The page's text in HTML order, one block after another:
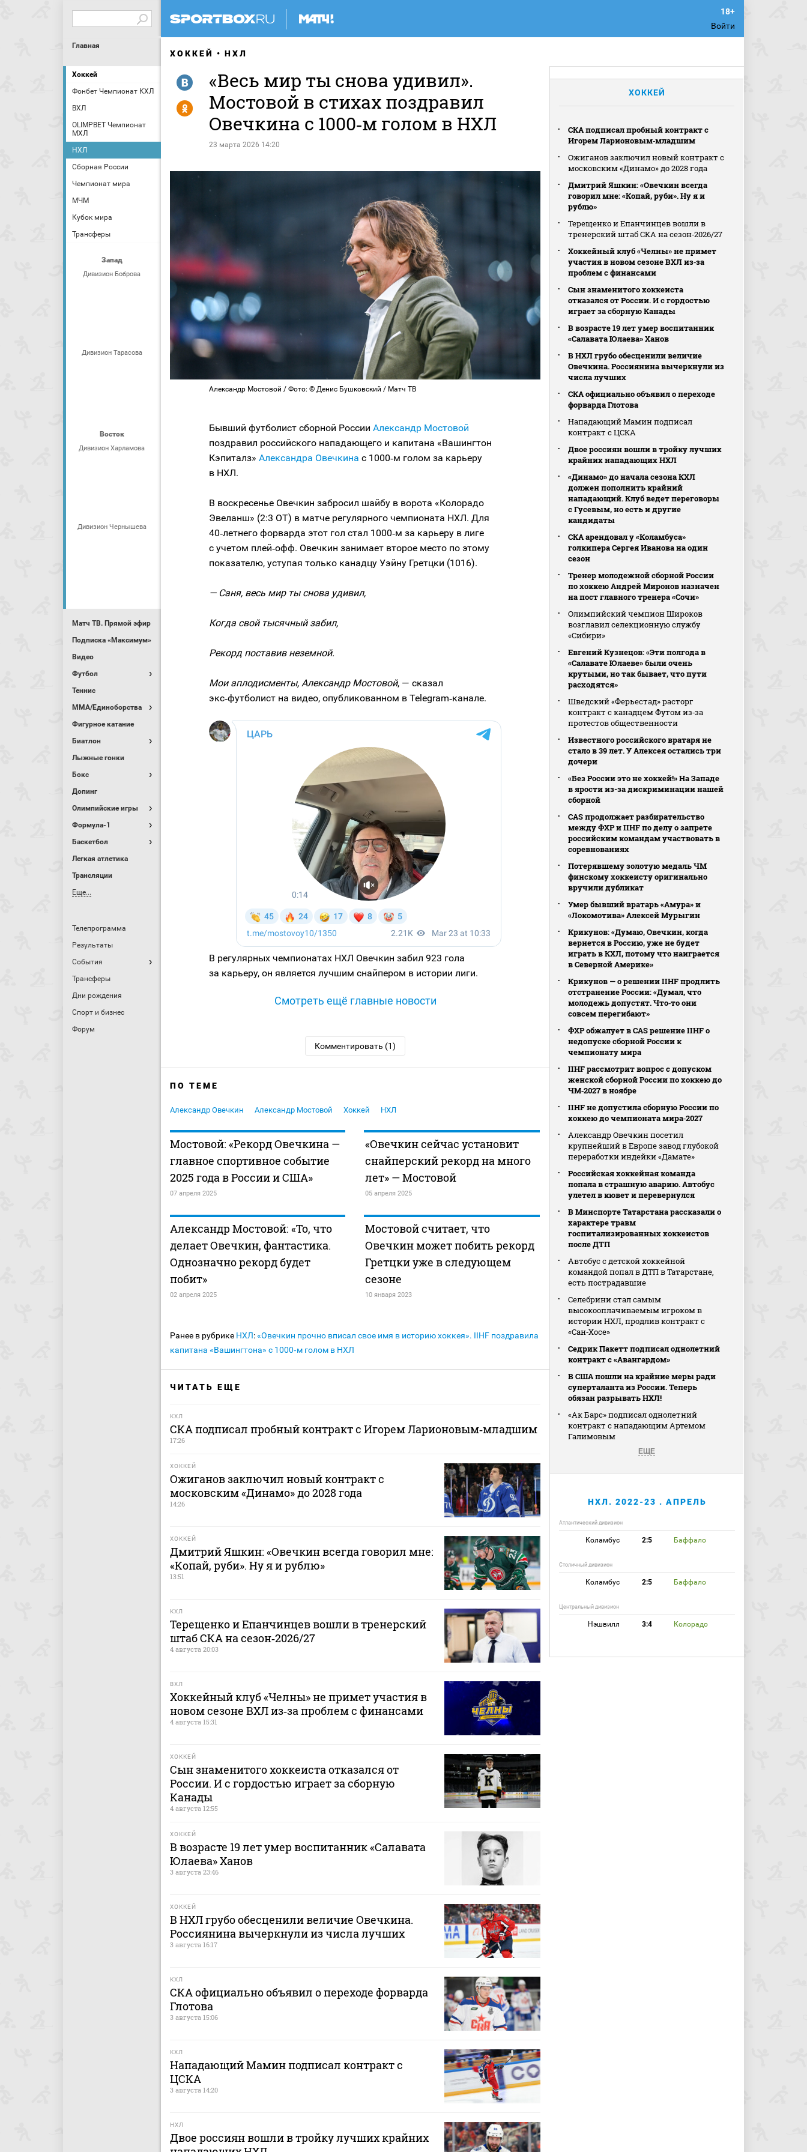
Войти
Главная
Хоккей
Фонбет Чемпионат КХЛ
ВХЛ
OLIMPBET Чемпионат
МХЛ
НХЛ
Сборная России
Чемпионат мира
МЧМ
Кубок мира
Трансферы
Запад
Дивизион Боброва
Дивизион Тарасова
Восток
Дивизион Харламова
Дивизион Чернышева
Матч ТВ. Прямой эфир
Подписка «Максимум»
Видео
Футбол
Теннис
MMA/Единоборства
Фигурное катание
Биатлон
Лыжные гонки
Бокс
Допинг
Олимпийские игры
Формула-1
Баскетбол
Легкая атлетика
Трансляции
Еще...
Телепрограмма
Результаты
События
Трансферы
Дни рождения
Спорт и бизнес
Форум
ХОККЕЙ НХЛ
«Весь мир ты снова удивил».
Мостовой в стихах поздравил
Овечкина с 1000‑м голом в НХЛ
23 марта 2026 14:20
R
Y
Александр Мостовой / Фото: © Денис Бушковский / Матч ТВ
Бывший футболист сборной России Александр Мостовой
поздравил российского нападающего и капитана «Вашингтон
Кэпиталз» Александра Овечкина с 1000‑м голом за карьеру
в НХЛ.
В воскресенье Овечкин забросил шайбу в ворота «Колорадо
Эвеланш» (2:3 ОТ) в матче регулярного чемпионата НХЛ. Для
40‑летнего форварда этот гол стал 1000‑м за карьеру в лиге
с учетом плей‑офф. Овечкин занимает второе место по этому
показателю, уступая только канадцу Уэйну Гретцки (1016).
— Саня, весь мир ты снова удивил,
Когда свой тысячный забил,
Рекорд поставив неземной.
Мои аплодисменты, Александр Мостовой, — сказал
экс‑футболист на видео, опубликованном в Telegram‑канале.
В регулярных чемпионатах НХЛ Овечкин забил 923 гола
за карьеру, он является лучшим снайпером в истории лиги.
Смотреть ещё главные новости
Комментировать (1)
ПО ТЕМЕ
Александр Овечкин Александр Мостовой Хоккей НХЛ
Мостовой: «Рекорд Овечкина —
главное спортивное событие
2025 года в России и США»
07 апреля 2025
«Овечкин сейчас установит
снайперский рекорд на много
лет» — Мостовой
05 апреля 2025
Александр Мостовой: «То, что
делает Овечкин, фантастика.
Однозначно рекорд будет
побит»
02 апреля 2025
Мостовой считает, что
Овечкин может побить рекорд
Гретцки уже в следующем
сезоне
10 января 2023
Ранее в рубрике НХЛ:«Овечкин прочно вписал свое имя в историю хоккея». IIHF поздравила
капитана «Вашингтона» с 1000‑м голом в НХЛ
ЧИТАТЬ ЕЩЕ
КХЛ
СКА подписал пробный контракт с Игорем Ларионовым‑младшим
17:26
ХОККЕЙ
Ожиганов заключил новый контракт с
московским «Динамо» до 2028 года
14:26
ХОККЕЙ
Дмитрий Яшкин: «Овечкин всегда говорил мне:
«Копай, руби». Ну я и рублю»
13:51
КХЛ
Терещенко и Епанчинцев вошли в тренерский
штаб СКА на сезон‑2026/27
4 августа 20:03
ВХЛ
Хоккейный клуб «Челны» не примет участия в
новом сезоне ВХЛ из‑за проблем с финансами
4 августа 15:31
ХОККЕЙ
Сын знаменитого хоккеиста отказался от
России. И с гордостью играет за сборную
Канады
4 августа 12:55
ХОККЕЙ
В возрасте 19 лет умер воспитанник «Салавата
Юлаева» Ханов
3 августа 23:46
ХОККЕЙ
В НХЛ грубо обесценили величие Овечкина.
Россиянина вычеркнули из числа лучших
3 августа 16:17
КХЛ
СКА официально объявил о переходе форварда
Глотова
3 августа 15:06
КХЛ
Нападающий Мамин подписал контракт с
ЦСКА
3 августа 14:20
НХЛ
Двое россиян вошли в тройку лучших крайних
ХОККЕЙ
СКА подписал пробный контракт с
Игорем Ларионовым‑младшим
Ожиганов заключил новый контракт с
московским «Динамо» до 2028 года
Дмитрий Яшкин: «Овечкин всегда
говорил мне: «Копай, руби». Ну я и
рублю»
Терещенко и Епанчинцев вошли в
тренерский штаб СКА на сезон‑2026/27
Хоккейный клуб «Челны» не примет
участия в новом сезоне ВХЛ из‑за
проблем с финансами
Сын знаменитого хоккеиста
отказался от России. И с гордостью
играет за сборную Канады
В возрасте 19 лет умер воспитанник
«Салавата Юлаева» Ханов
В НХЛ грубо обесценили величие
Овечкина. Россиянина вычеркнули из
числа лучших
СКА официально объявил о переходе
форварда Глотова
Нападающий Мамин подписал
контракт с ЦСКА
Двое россиян вошли в тройку лучших
крайних нападающих НХЛ
«Динамо» до начала сезона КХЛ
должен пополнить крайний
нападающий. Клуб ведет переговоры
с Гусевым, но есть и другие
кандидаты
СКА арендовал у «Коламбуса»
голкипера Сергея Иванова на один
сезон
Тренер молодежной сборной России
по хоккею Андрей Миронов назначен
на пост главного тренера «Сочи»
Олимпийский чемпион Широков
возглавил селекционную службу
«Сибири»
Евгений Кузнецов: «Эти полгода в
«Салавате Юлаеве» были очень
крутыми, но так бывает, что пути
расходятся»
Шведский «Ферьестад» расторг
контракт с канадцем Футом из‑за
протестов общественности
Известного российского вратаря не
стало в 39 лет. У Алексея остались три
дочери
«Без России это не хоккей!» На Западе
в ярости из-за дискриминации нашей
сборной
CAS продолжает разбирательство
между ФХР и IIHF по делу о запрете
российским командам участвовать в
соревнованиях
Потерявшему золотую медаль ЧМ
финскому хоккеисту оригинально
вручили дубликат
Умер бывший вратарь «Амура» и
«Локомотива» Алексей Мурыгин
Крикунов: «Думаю, Овечкин, когда
вернется в Россию, уже не будет
играть в КХЛ, потому что наиграется
в Северной Америке»
Крикунов — о решении IIHF продлить
отстранение России: «Думал, что
молодежь допустят. Что‑то они
совсем перегибают»
ФХР обжалует в CAS решение IIHF о
недопуске сборной России к
чемпионату мира
IIHF рассмотрит вопрос с допуском
женской сборной России по хоккею до
ЧМ‑2027 в ноябре
IIHF не допустила сборную России по
хоккею до чемпионата мира‑2027
Александр Овечкин посетил
крупнейший в Европе завод глубокой
переработки индейки «Дамате»
Российская хоккейная команда
попала в страшную аварию. Автобус
улетел в кювет и перевернулся
В Минспорте Татарстана рассказали о
характере травм
госпитализированных хоккеистов
после ДТП
Автобус с детской хоккейной
командой попал в ДТП в Татарстане,
есть пострадавшие
Селебрини стал самым
высокооплачиваемым игроком в
истории НХЛ, продлив контракт с
«Сан‑Хосе»
Седрик Пакетт подписал однолетний
контракт с «Авангардом»
В США пошли на крайние меры ради
суперталанта из России. Теперь
обязан разрывать НХЛ!
«Ак Барс» подписал однолетний
контракт с нападающим Артемом
Галимовым
ЕЩЕ
НХЛ. 2022-23 . АПРЕЛЬ
Атлантический дивизион
Коламбус 2:5 Баффало
Столичный дивизион
Коламбус 2:5 Баффало
Центральный дивизион
Нэшвилл 3:4 Колорадо